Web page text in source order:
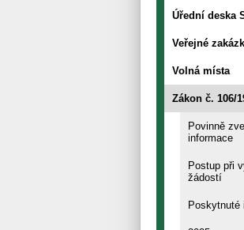
Úřední deska
Veřejné
Volná místa
Zákon č. 106/
Povinně
informace
Postup při
žádostí
Poskytnuté